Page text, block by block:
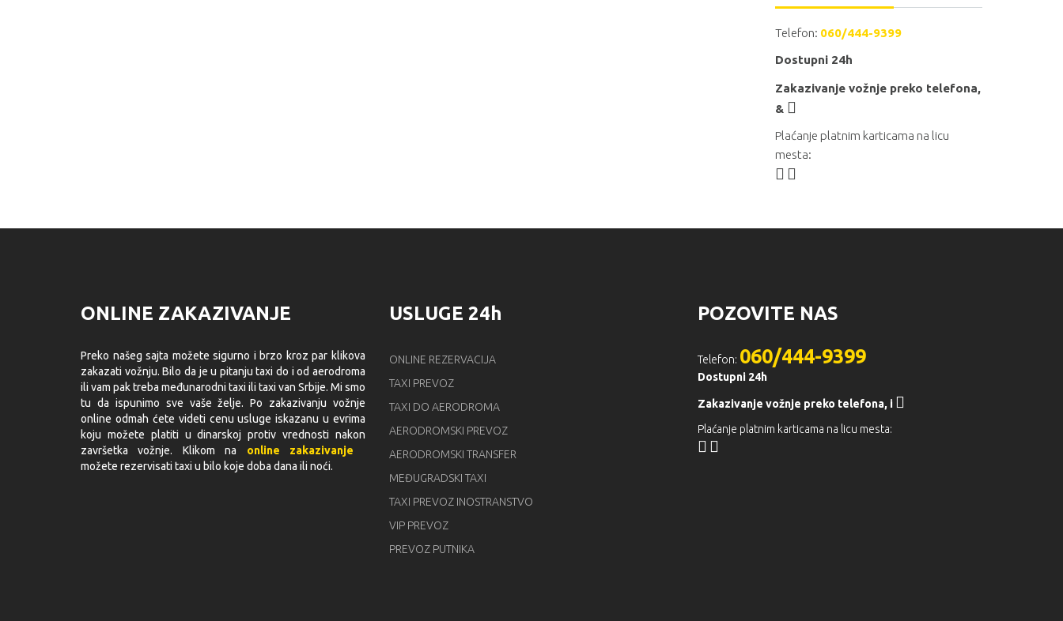
Telefon: 060/444-9399
Dostupni 24h
Zakazivanje vožnje preko telefona,
&
Plaćanje platnim karticama na licu
mesta:
ONLINE ZAKAZIVANJE
Preko našeg sajta možete sigurno i brzo kroz par klikova
zakazati vožnju. Bilo da je u pitanju taxi do i od aerodroma
ili vam pak treba međunarodni taxi ili taxi van Srbije. Mi smo
tu da ispunimo sve vaše želje. Po zakazivanju vožnje
online odmah ćete videti cenu usluge iskazanu u evrima
koju možete platiti u dinarskoj protiv vrednosti nakon
završetka vožnje. Klikom na online zakazivanje
možete rezervisati taxi u bilo koje doba dana ili noći.
USLUGE 24h
ONLINE REZERVACIJA
TAXI PREVOZ
TAXI DO AERODROMA
AERODROMSKI PREVOZ
AERODROMSKI TRANSFER
MEĐUGRADSKI TAXI
TAXI PREVOZ INOSTRANSTVO
VIP PREVOZ
PREVOZ PUTNIKA
POZOVITE NAS
Telefon: 060/444-9399
Dostupni 24h
Zakazivanje vožnje preko telefona, i
Plaćanje platnim karticama na licu mesta: